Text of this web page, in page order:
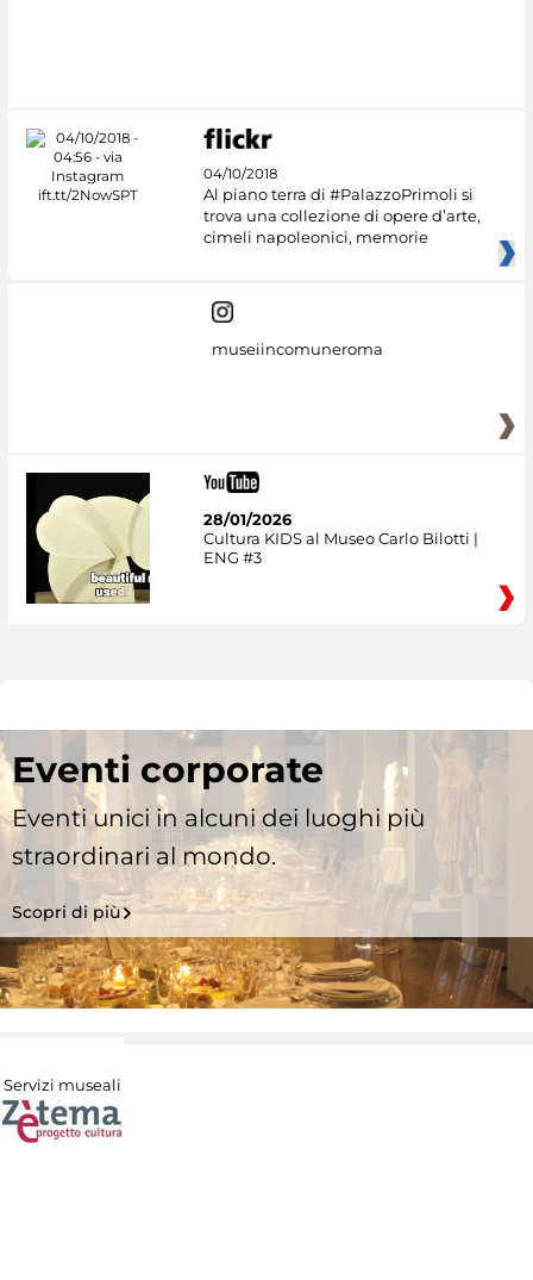
04/10/2018
Al piano terra di #PalazzoPrimoli si
trova una collezione di opere d’arte,
cimeli napoleonici, memorie
museiincomuneroma
28/01/2026
Cultura KIDS al Museo Carlo Bilotti |
ENG #3
Eventi corporate
Eventi unici in alcuni dei luoghi più
straordinari al mondo.
Scopri di più
Servizi museali